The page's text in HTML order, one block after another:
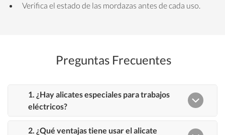
Verifica el estado de las mordazas antes de cada uso.
Preguntas Frecuentes